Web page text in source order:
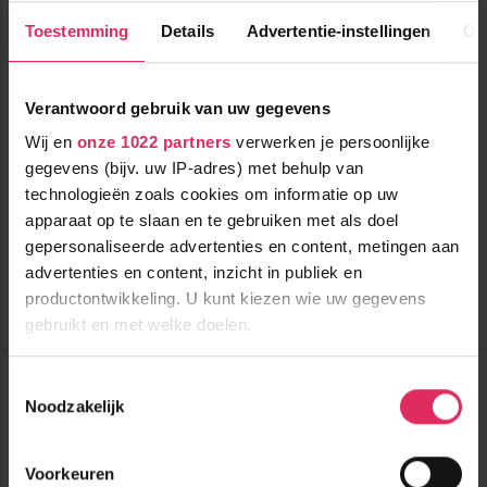
Toestemming Details Advertentie-instellingen
Verantwoord gebruik van uw gegevens
Wij en onze 1022 partners verwerken je persoonlijke
gegevens (bijv. uw IP-adres) met behulp van
technologieën zoals cookies om informatie op uw
apparaat op te slaan en te gebruiken met als doel
gepersonaliseerde advertenties en content, metingen aan
advertenties en content, inzicht in publiek en
productontwikkeling. U kunt kiezen wie uw gegevens
gebruikt en met welke doelen.
Informatie verzamelen over uw geografische
Uw apparaat identificeren door het actief te
Noodzakelijk
Voorkeuren
Luxe chalet voor max. 14 personen inclusief sauna en
whirlpool in Le Corbier!
vanaf
604 p.p.
incl. skipas
200m tot centrum
350m tot skilift
50m tot piste